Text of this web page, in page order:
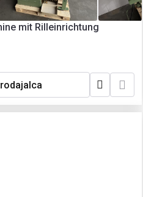
mit Rilleinrichtung